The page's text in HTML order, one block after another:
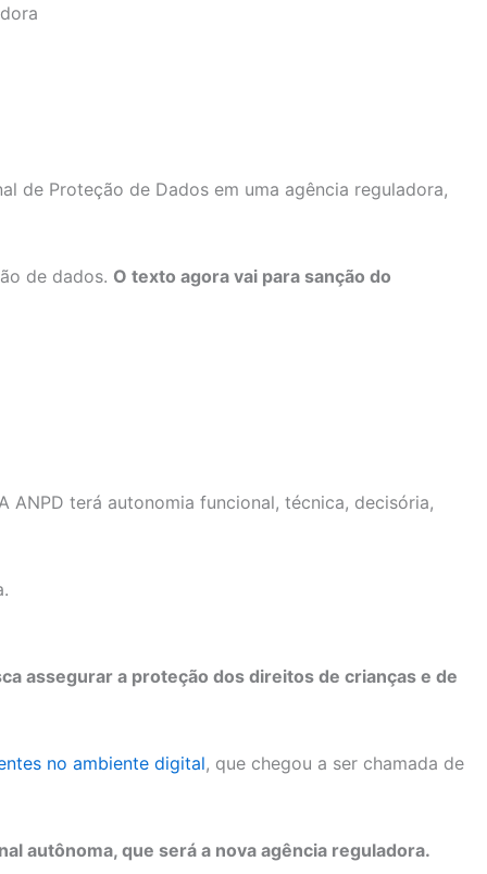
de Proteção de Dados em uma agência reguladora,
de dados. O texto agora vai para sanção do
ANPD terá autonomia funcional, técnica, decisória,
assegurar a proteção dos direitos de crianças e de
no ambiente digital, que chegou a ser chamada de
autônoma, que será a nova agência reguladora.